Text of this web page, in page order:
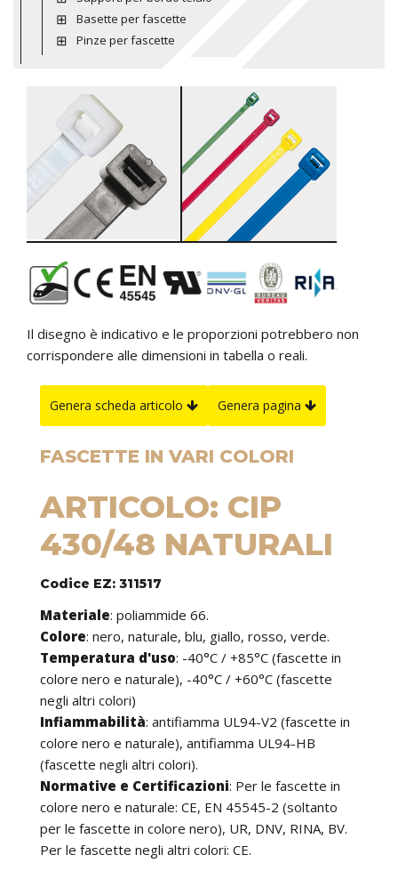
Basette per fascette
Pinze per fascette
Il disegno è indicativo e le proporzioni potrebbero non
corrispondere alle dimensioni in tabella o reali.
Genera scheda articolo Genera pagina
FASCETTE IN VARI COLORI
ARTICOLO: CIP
430/48 NATURALI
Codice EZ: 311517
Materiale: poliammide 66.
Colore: nero, naturale, blu, giallo, rosso, verde.
Temperatura d'uso: -40°C / +85°C (fascette in
colore nero e naturale), -40°C / +60°C (fascette
negli altri colori)
Infiammabilità: antifiamma UL94-V2 (fascette in
colore nero e naturale), antifiamma UL94-HB
(fascette negli altri colori).
Normative e Certificazioni: Per le fascette in
colore nero e naturale: CE, EN 45545-2 (soltanto
per le fascette in colore nero), UR, DNV, RINA, BV.
Per le fascette negli altri colori: CE.